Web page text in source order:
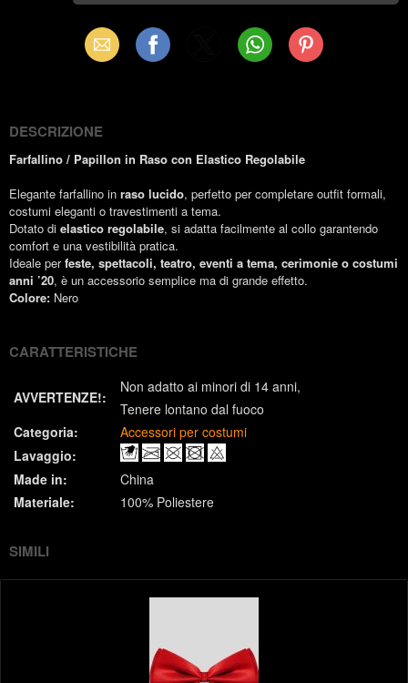
Email Facebook WhatsAppPinterest
DESCRIZIONE
Farfallino / Papillon in Raso con Elastico Regolabile
Elegante farfallino in raso lucido, perfetto per completare outfit formali,
costumi eleganti o travestimenti a tema.
Dotato di elastico regolabile, si adatta facilmente al collo garantendo
comfort e una vestibilità pratica.
Ideale perfeste, spettacoli, teatro, eventi a tema, cerimonie o costumi
anni ’20, è un accessorio semplice ma di grande effetto.
Colore: Nero
CARATTERISTICHE
AVVERTENZE!:
Non adatto ai minori di 14 anni
Tenere lontano dal fuoco
Categoria:
Accessori per costumi
Lavaggio:
Made in:
China
Materiale:
100% Poliestere
SIMILI